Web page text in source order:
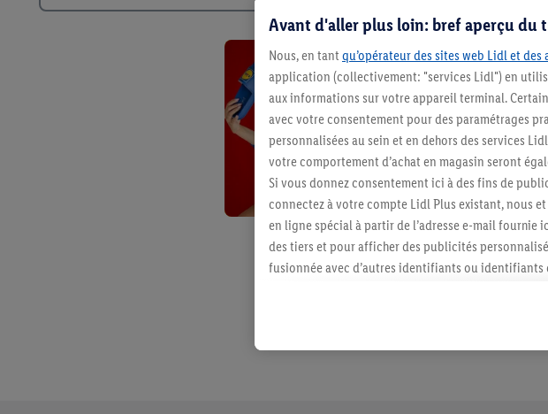
Avant d'aller plus loin: bref aperçu du
Nous, en tant qu’opérateur des sites web Lidl et
application (collectivement: "services Lidl") en
aux informations sur votre appareil terminal.
avec votre consentement pour des paramétrages
personnalisées au sein et en dehors des services
votre comportement d’achat en magasin seront
Si vous donnez consentement ici à des fins de
connectez à votre compte Lidl Plus existant, nous
en ligne spécial à partir de l’adresse e-mail
des tiers et pour afficher des publicités
fusionnée avec d’autres identifiants ou
vous avez montré de l’intérêt (par exemple en
l’achat) peuvent également être affichées sur
plusieurs services de Lidl peuvent vous être